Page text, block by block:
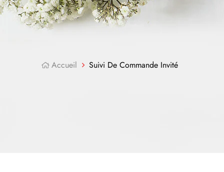
Accueil Suivi De Commande Invité